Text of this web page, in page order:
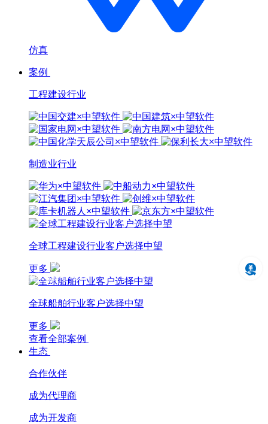
仿真
案例
工程建设行业
制造业行业
全球工程建设行业客户选择中望
更多
全球船舶行业客户选择中望
更多
查看全部案例
生态
合作伙伴
成为代理商
成为开发商
中望3D 2024
设计仿真制造一体化